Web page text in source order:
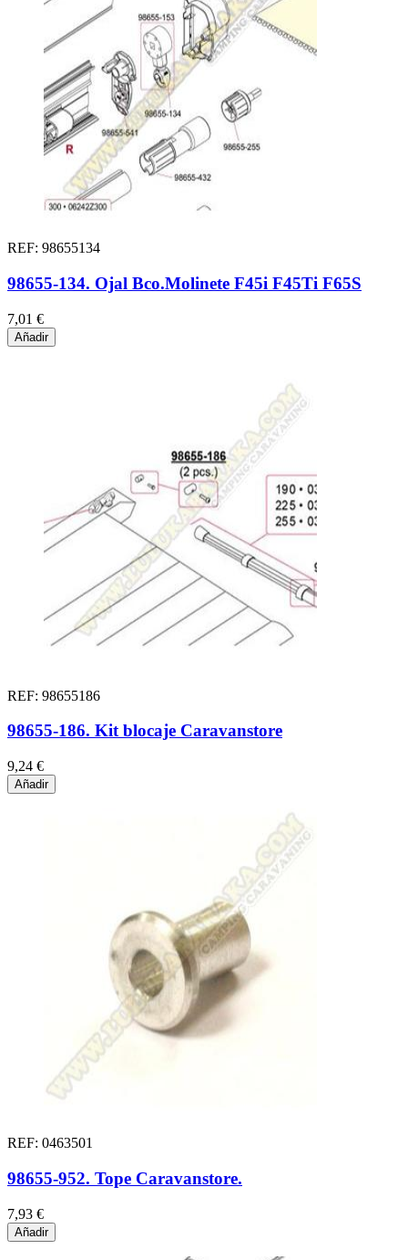
REF: 98655134
98655-134. Ojal Bco.Molinete F45i F45Ti F65S
7,01 €
Añadir
REF: 98655186
98655-186. Kit blocaje Caravanstore
9,24 €
Añadir
REF: 0463501
98655-952. Tope Caravanstore.
7,93 €
Añadir